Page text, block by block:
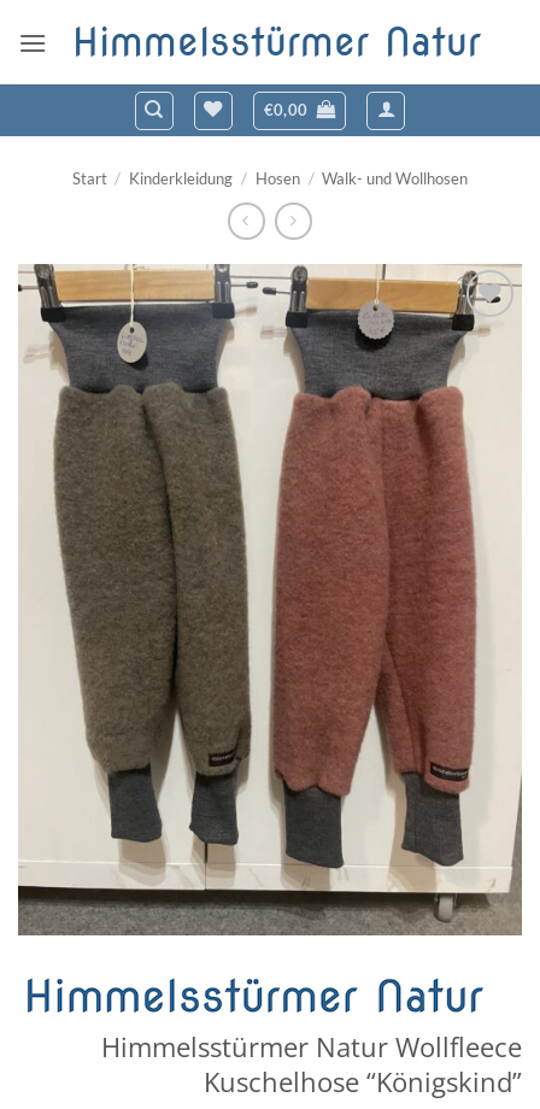
Inhalt
Himmelsstürmer Natur
€0,00
Start / Kinderkleidung / Hosen / Walk- und Wollhosen
Zum
Wunschzettel
hinzufügen
Himmelsstürmer Natur Wollfleece
Kuschelhose “Königskind”